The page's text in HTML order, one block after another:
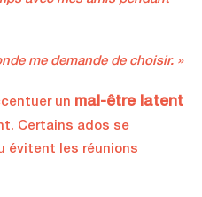
me demande de choisir. »
un mal-être latent
Certains ados se
évitent les réunions